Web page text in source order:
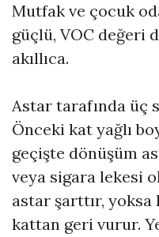
Mutfak ve çocuk
güçlü, VOC değeri
akıllıca.
Astar tarafında üç
Önceki kat yağlı
geçişte dönüşüm
veya sigara lekesi
astar şarttır, yoksa
kattan geri vurur.